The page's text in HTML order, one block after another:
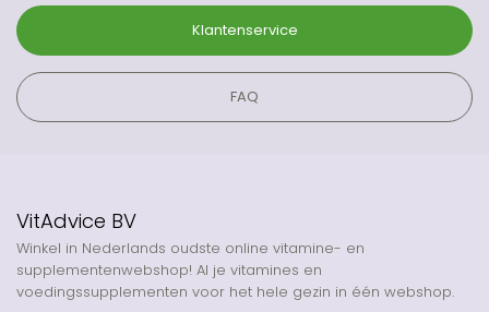
Klantenservice
FAQ
VitAdvice BV
Winkel in Nederlands oudste online vitamine- en
supplementenwebshop! Al je vitamines en
voedingssupplementen voor het hele gezin in één webshop.